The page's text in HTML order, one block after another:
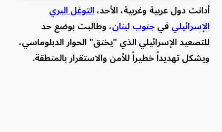
أدانت دول عربية وغربية، الأحد،التوغل البري
الإسرائيليفيجنوب لبنان، وطالبت بوضع حد
للتصعيد الإسرائيلي الذي "يخنق" الحوار الدبلوماسي،
ويشكل تهديداً خطيراً للأمن والاستقرار بالمنطقة.